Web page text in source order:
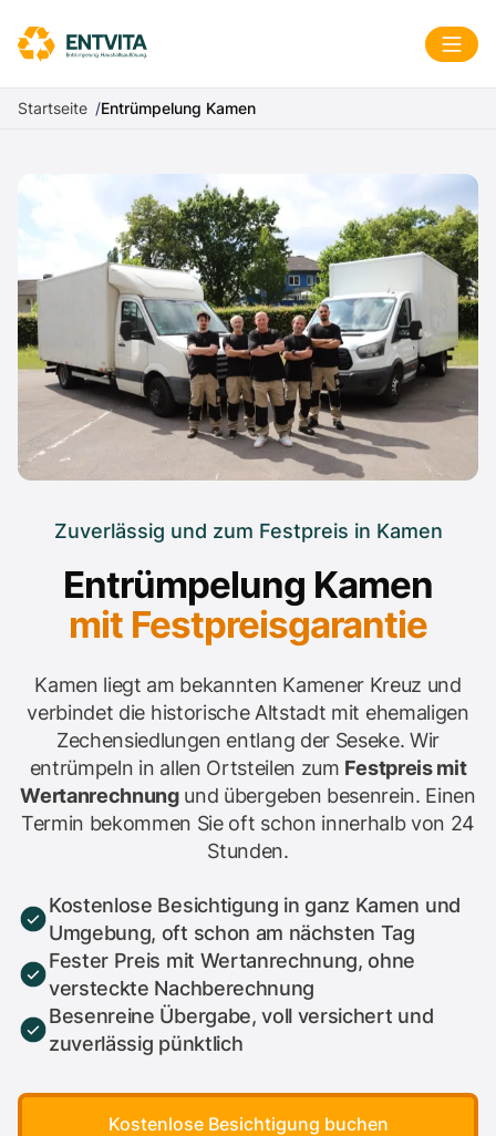
Startseite Entrümpelung Kamen
Zuverlässig und zum Festpreis in Kamen
Entrümpelung Kamen
mit Festpreisgarantie
Kamen liegt am bekannten Kamener Kreuz und
verbindet die historische Altstadt mit ehemaligen
Zechensiedlungen entlang der Seseke. Wir
entrümpeln in allen Ortsteilen zum Festpreis mit
Wertanrechnungund übergeben besenrein. Einen
Termin bekommen Sie oft schon innerhalb von 24
Stunden.
Kostenlose Besichtigung in ganz Kamen und
Umgebung, oft schon am nächsten Tag
Fester Preis mit Wertanrechnung, ohne
versteckte Nachberechnung
Besenreine Übergabe, voll versichert und
zuverlässig pünktlich
Kostenlose Besichtigung buchen